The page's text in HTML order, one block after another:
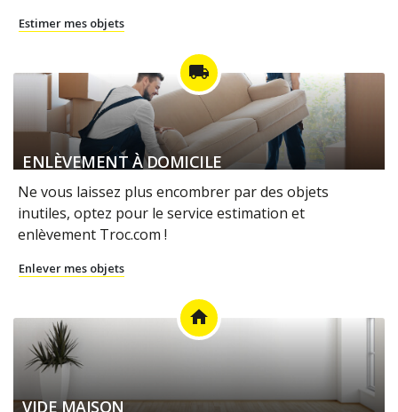
Estimer mes objets
local_shipping
ENLÈVEMENT À DOMICILE
Ne vous laissez plus encombrer par des objets
inutiles, optez pour le service estimation et
enlèvement Troc.com !
Enlever mes objets
home
VIDE MAISON